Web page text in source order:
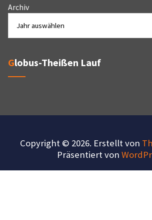
Archiv
Globus-Theißen Lauf
Copyright © 2026. Erstellt von
Präsentiert von